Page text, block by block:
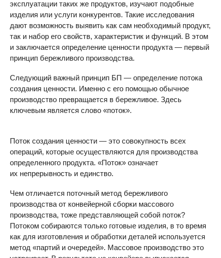
эксплуатации таких же продуктов, изучают подобные
изделия или услуги конкурентов. Такие исследования
дают возможность выявить как сам необходимый продукт,
так и набор его свойств, характеристик и функций. В этом
и заключается определение ценности продукта — первый
принцип бережливого производства.
Следующий важный принцип БП — определение потока
создания ценности. Именно с его помощью обычное
производство превращается в бережливое. Здесь
ключевым является слово «поток».
Поток создания ценности — это совокупность всех
операций, которые осуществляются для производства
определенного продукта. «Поток» означает
их непрерывность и единство.
Чем отличается поточный метод бережливого
производства от конвейерной сборки массового
производства, тоже представляющей собой поток?
Потоком собираются только готовые изделия, в то время
как для изготовления и обработки деталей используется
метод «партий и очередей». Массовое производство это